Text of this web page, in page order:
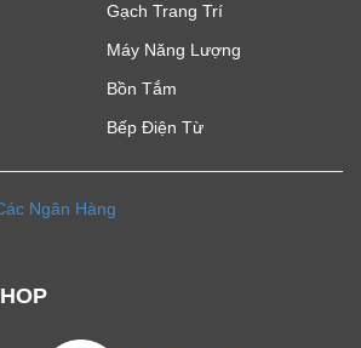
Gạch Trang Trí
Máy Năng Lượng
Bồn Tắm
Bếp Điện Từ
Ngân Hàng